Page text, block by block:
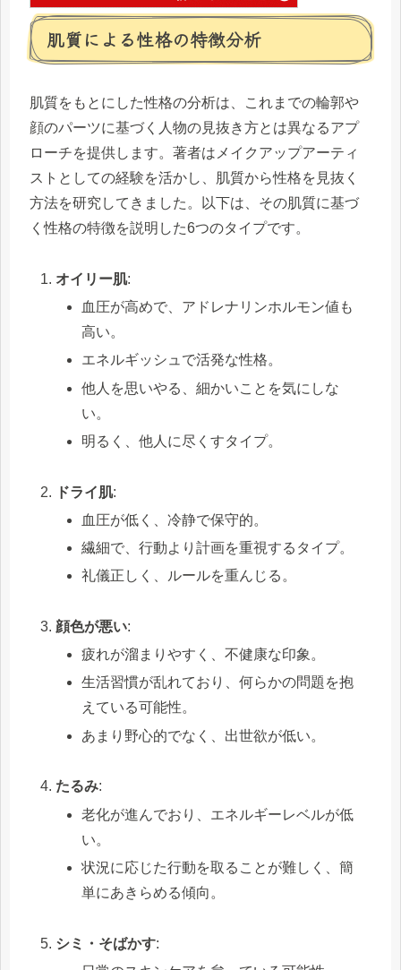
肌質による性格の特徴分析
肌質をもとにした性格の分析は、これまでの輪郭や
顔のパーツに基づく人物の見抜き方とは異なるアプ
ローチを提供します。著者はメイクアップアーティ
ストとしての経験を活かし、肌質から性格を見抜く
方法を研究してきました。以下は、その肌質に基づ
く性格の特徴を説明した6つのタイプです。
オイリー肌:
血圧が高めで、アドレナリンホルモン値も
高い。
エネルギッシュで活発な性格。
他人を思いやる、細かいことを気にしな
い。
明るく、他人に尽くすタイプ。
ドライ肌:
血圧が低く、冷静で保守的。
繊細で、行動より計画を重視するタイプ。
礼儀正しく、ルールを重んじる。
顔色が悪い:
疲れが溜まりやすく、不健康な印象。
生活習慣が乱れており、何らかの問題を抱
えている可能性。
あまり野心的でなく、出世欲が低い。
たるみ:
老化が進んでおり、エネルギーレベルが低
い。
状況に応じた行動を取ることが難しく、簡
単にあきらめる傾向。
シミ・そばかす: